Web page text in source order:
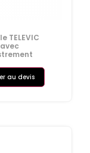
TELEVIC
avec
au devis